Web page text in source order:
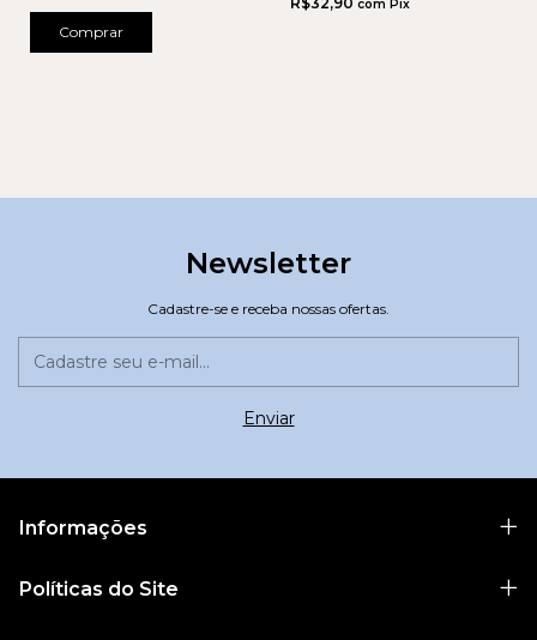
Comprar
com Pix
Newsletter
Cadastre-se e receba nossas ofertas.
Informações
Políticas do Site